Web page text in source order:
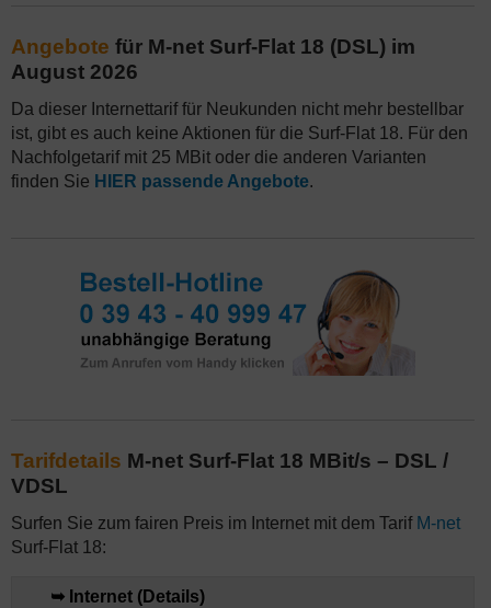
Angebote für M-net Surf-Flat 18 (DSL) im
August 2026
Da dieser Internettarif für Neukunden nicht mehr bestellbar
ist, gibt es auch keine Aktionen für die Surf-Flat 18. Für den
Nachfolgetarif mit 25 MBit oder die anderen Varianten
finden Sie HIER passende Angebote.
Tarifdetails M-net Surf-Flat 18 MBit/s – DSL /
VDSL
Surfen Sie zum fairen Preis im Internet mit dem Tarif M-net
Surf-Flat 18:
➥ Internet (Details)